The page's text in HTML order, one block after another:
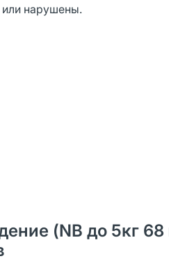
или нарушены.
(NB до 5кг